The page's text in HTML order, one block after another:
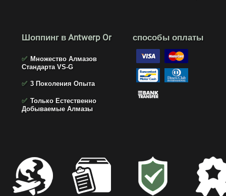
Шоппинг в Antwerp Or
✅ Множество Алмазов
Стандарта VS-G
✅ 3 Поколения Опыта
✅ Только Естественно
Добываемые Алмазы
способы оплаты